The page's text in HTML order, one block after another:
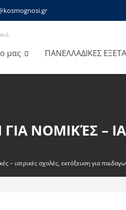
μας ΠΑΝΕΛΛΑΔΙΚΕΣ
ΝΟΜΙΚΈΣ –
– ιατρικές σχολές, εκτόξευση για